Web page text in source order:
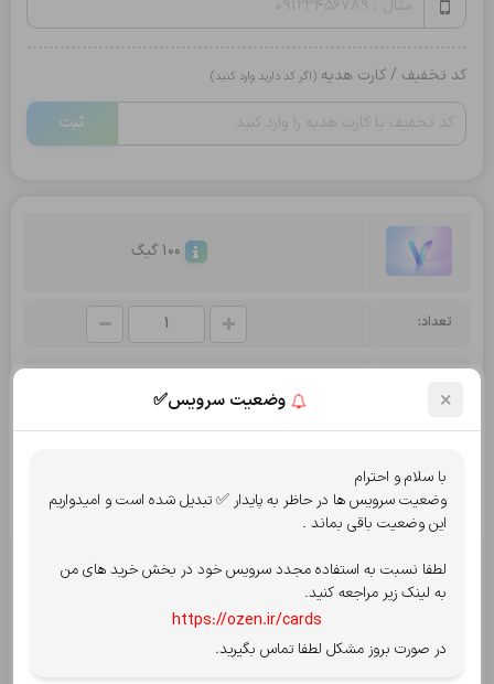
کد تخفیف / کارت هدیه(اگر کد دارید وارد کنید)
ثبت
100 گیگ
تعداد:
قابل پرداخت: 310,000تومان
مبلغ کش بک پس از پرداخت :
انتخاب روش پرداخت
پرداخت از درگاه کارت به کارت
× وضعیت سرویس✅
با سلام و احترام
وضعیت سرویس ها در حاظر به پایدار ✅ تبدیل شده است و امیدواریم
این وضعیت باقی بماند .
لطفا نسبت به استفاده مجدد سرویس خود در بخش خرید های من
به لینک زیر مراجعه کنید.
https://ozen.ir/cards
در صورت بروز مشکل لطفا تماس بگیرید.